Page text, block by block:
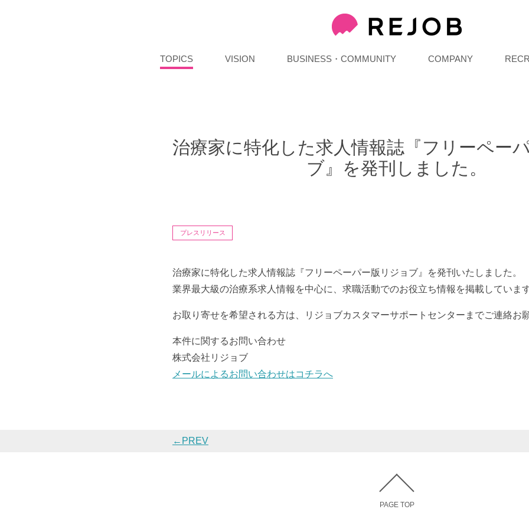
TOPICS VISION BUSINESS・COMMUNITY COMPANY
治療家に特化した求人情報誌『フリーペー
ブ』を発刊しました。
プレスリリース
治療家に特化した求人情報誌『フリーペーパー版リジョブ』を発刊いたしました。
業界最大級の治療系求人情報を中心に、求職活動でのお役立ち情報を掲載しています
お取り寄せを希望される方は、リジョブカスタマーサポートセンターまでご連絡お
本件に関するお問い合わせ
株式会社リジョブ
メールによるお問い合わせはコチラへ
←PREV
PAGE TOP